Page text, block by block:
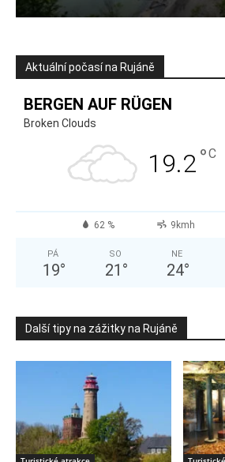
Aktuální počasí na Rujáně
BERGEN AUF RÜGEN
Broken Clouds
19.2°C
62 % 9kmh
PÁ
19°
SO
21 °
NE
24°
Další tipy na zážitky na Rujáně